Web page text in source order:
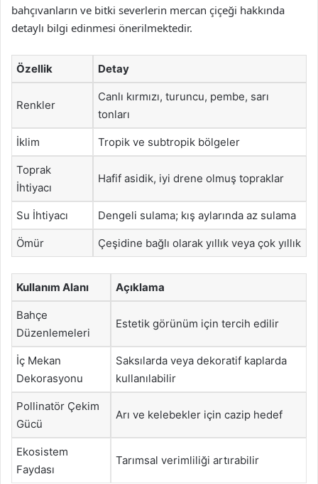
bahçıvanların ve bitki severlerin mercan çiçeği hakkında
detaylı bilgi edinmesi önerilmektedir.
Özellik Detay
Renkler
Canlı kırmızı, turuncu, pembe, sarı
tonları
İklim Tropik ve subtropik bölgeler
Toprak
İhtiyacı
Hafif asidik, iyi drene olmuş topraklar
Su İhtiyacı Dengeli sulama; kış aylarında az sulama
Ömür Çeşidine bağlı olarak yıllık veya çok yıllık
Kullanım Alanı Açıklama
Bahçe
Düzenlemeleri
Estetik görünüm için tercih edilir
İç Mekan
Dekorasyonu
Saksılarda veya dekoratif kaplarda
kullanılabilir
Pollinatör Çekim
Gücü
Arı ve kelebekler için cazip hedef
Ekosistem
Faydası
Tarımsal verimliliği artırabilir